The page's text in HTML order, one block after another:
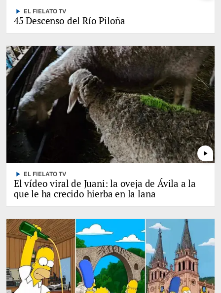
play_arrow EL FIELATO TV
45 Descenso del Río Piloña
play_arrow
play_arrow EL FIELATO TV
El vídeo viral de Juani: la oveja de Ávila a la
que le ha crecido hierba en la lana